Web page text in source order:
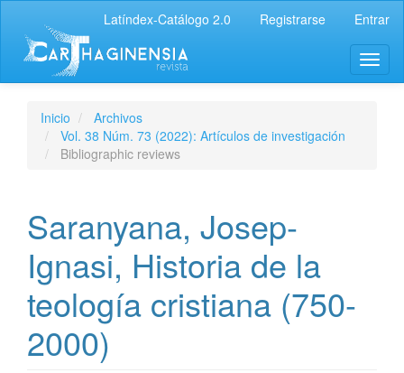
Latíndex-Catálogo 2.0 Registrarse Entrar
Inicio
Archivos
Vol. 38 Núm. 73 (2022): Artículos de investigación
Bibliographic reviews
Saranyana, Josep-
Ignasi, Historia de la
teología cristiana (750-
2000)